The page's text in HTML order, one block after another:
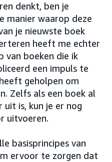
denkt, ben je
manier waarop deze
je nieuwste boek
heeft me echter
van boeken die ik
een impuls te
geholpen om
Zelfs als een boek al
uit is, kun je er nog
uitvoeren.
basisprincipes van
ervoor te zorgen dat